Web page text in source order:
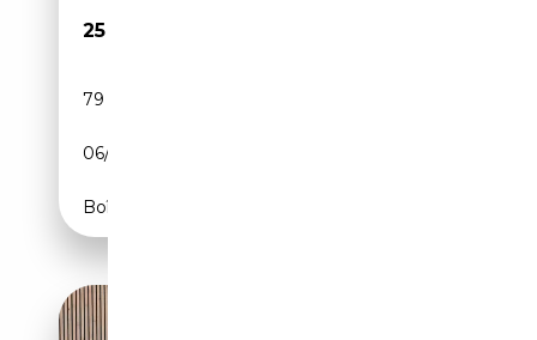
25 794€
79 980 km
06/2021
Boîte automatique